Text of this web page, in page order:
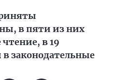
в пяти из них
в 19
законодательные